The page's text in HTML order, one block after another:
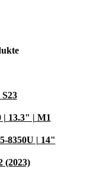
| 13.3" | M1
8350U | 14"
(2023)